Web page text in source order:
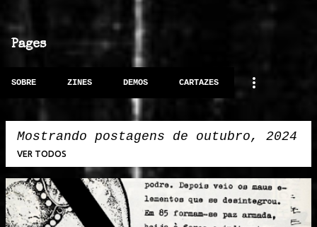
Pages
SOBRE ZINES DEMOS CARTAZES
Mostrando postagens de outubro, 2024
VER TODOS
P
o